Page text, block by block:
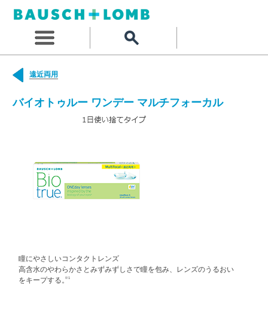
遠近両用
バイオトゥルー ワンデー マルチフォーカル
瞳にやさしいコンタクトレンズ
高含水のやわらかさとみずみずしさで瞳を包み、レンズのうるおい
をキープする。※1